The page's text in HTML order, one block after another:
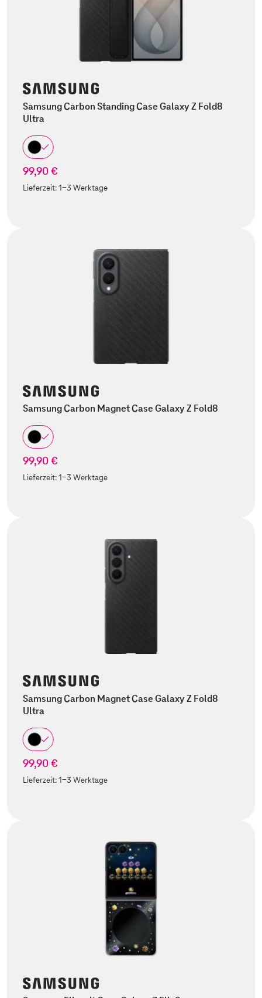
Samsung Carbon Standing Case Galaxy Z Fold8
Ultra
99,90 €
Lieferzeit:1-3 Werktage
Samsung Carbon Magnet Case Galaxy Z Fold8
99,90 €
Lieferzeit:1-3 Werktage
Samsung Carbon Magnet Case Galaxy Z Fold8
Ultra
99,90 €
Lieferzeit:1-3 Werktage